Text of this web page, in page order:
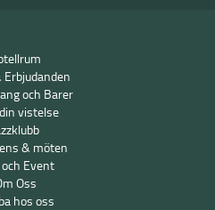
Erbjudanden
och Barer
vistelse
& möten
Event
Oss
hos oss